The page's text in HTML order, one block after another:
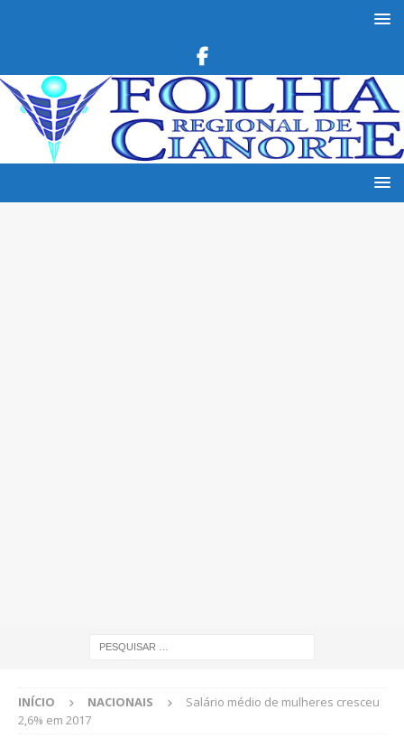
INÍCIO NACIONAIS
Salário médio de mulheres cresceu
2,6% em 2017